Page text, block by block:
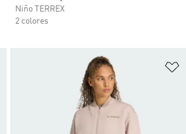
Niño TERREX
2 colores
Añadir a la lista de deseos